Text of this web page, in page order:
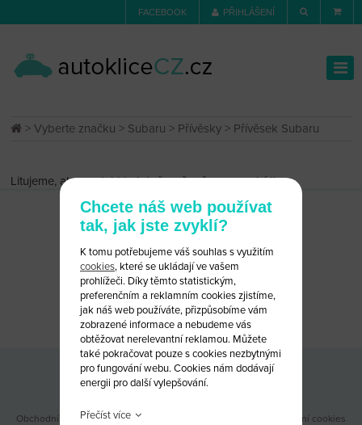
FACEBOOK PŘIHLÁŠENÍ
>Vyberte značku > Subaru > Přívěsky > Přívěsek Subaru
Litujeme, ale produkt byl dočasně vyřazen z nabídky.
CHCETE PORADIT?NAPIŠTE NÁM
Odběr novinek
Obchodní podmínky| Webové stránky ©2026 PANKREA Nastavení cookies
Chcete náš web používat
tak, jak jste zvyklí?
K tomu potřebujeme váš souhlas s využitím
cookies, které se ukládají ve vašem
prohlížeči. Díky těmto statistickým,
preferenčním a reklamním cookies zjistíme,
jak náš web používáte, přizpůsobíme vám
zobrazené informace a nebudeme vás
obtěžovat nerelevantní reklamou. Můžete
také pokračovat pouze s cookies nezbytnými
pro fungování webu. Cookies nám dodávají
energii pro další vylepšování.
Přečíst více